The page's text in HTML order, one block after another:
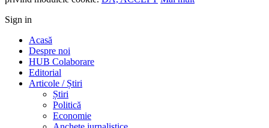
Sign in
Acasă
Despre noi
HUB Colaborare
Editorial
Articole / Știri
Știri
Politică
Economie